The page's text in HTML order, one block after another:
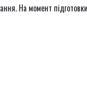
На момент